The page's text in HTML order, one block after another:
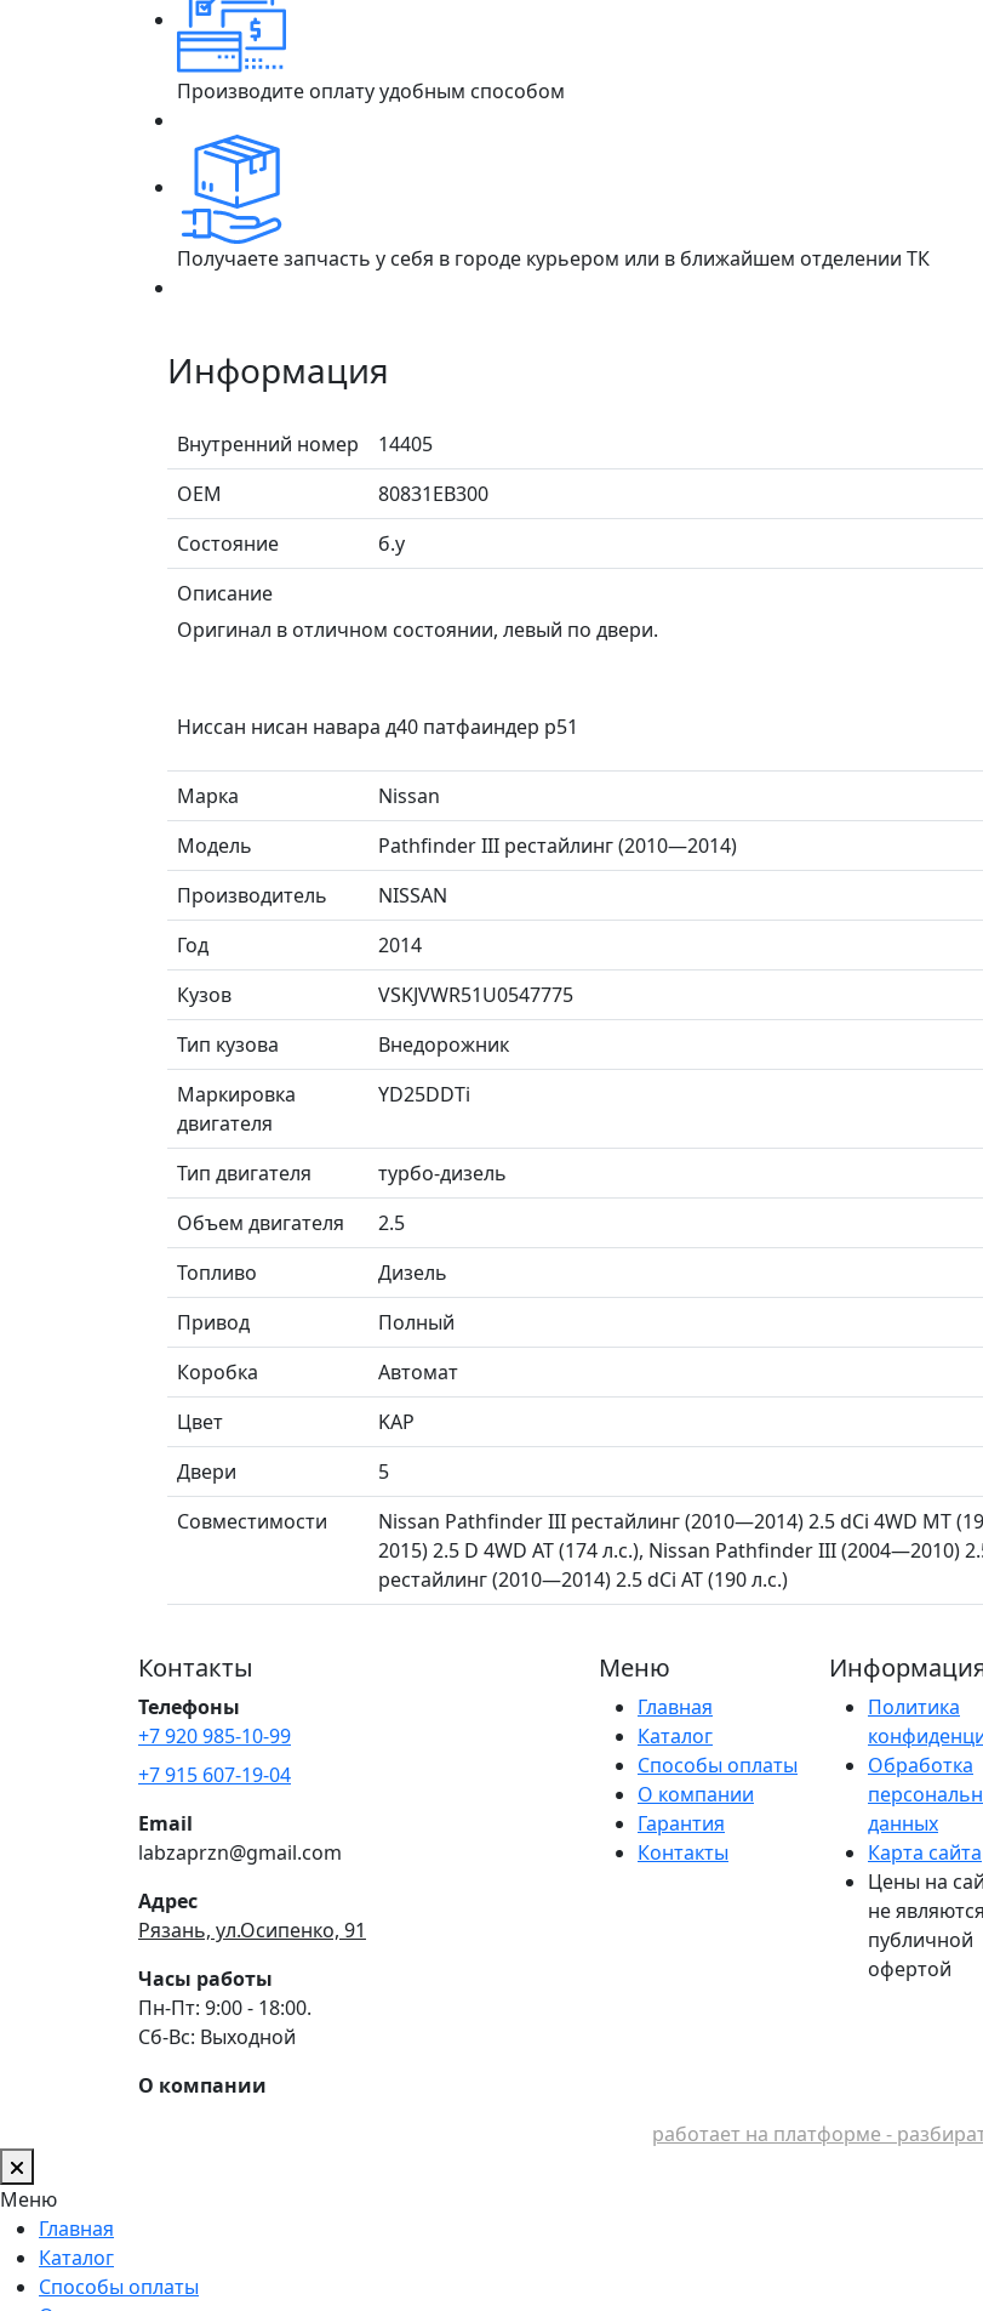
Производите оплату удобным способом
Получаете запчасть у себя в городе курьером или в ближайшем отделении ТК
Информация
Внутренний номер
14405
ОЕМ
80831EB300
Состояние
б.у
Описание
Оригинал в отличном состоянии, левый по двери.
Ниссан нисан навара д40 патфаиндер р51
Марка
Nissan
Модель
Pathfinder III рестайлинг (2010—2014)
Производитель
NISSAN
Год
2014
Кузов
VSKJVWR51U0547775
Тип кузова
Внедорожник
Маркировка
двигателя
YD25DDTi
Тип двигателя
турбо-дизель
Объем двигателя
2.5
Топливо
Дизель
Привод
Полный
Коробка
Автомат
Цвет
KAP
Двери
5
Совместимости
Nissan Pathfinder III рестайлинг (2010—2014) 2.5 dCi 4WD MT
2015) 2.5 D 4WD AT (174 л.с.), Nissan Pathfinder III (2004—2010)
рестайлинг (2010—2014) 2.5 dCi AT (190 л.с.)
Контакты
Телефоны
+7 920 985-10-99
+7 915 607-19-04
Email
labzaprzn@gmail.com
Адрес
Рязань, ул.Осипенко, 91
Часы работы
Пн-Пт: 9:00 - 18:00.
Сб-Вс: Выходной
О компании
Меню
Главная
Каталог
Способы оплаты
О компании
Гарантия
Контакты
Политика
Обработка
данных
Карта сайта
Цены на
не являются
публичной
офертой
работает на платформе -
Меню
Главная
Каталог
Способы оплаты